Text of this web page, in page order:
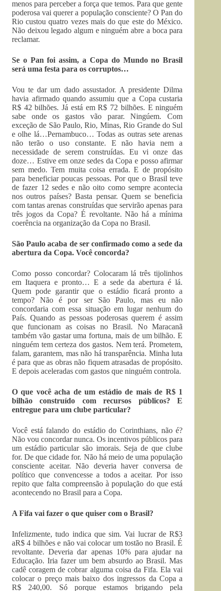
menos para perceber a força que temos. Para que gente
poderosa vai querer a população consciente? O Pan do
Rio custou quatro vezes mais do que este do México.
Não deixou legado algum e ninguém abre a boca para
reclamar.
Se o Pan foi assim, a Copa do Mundo no Brasil
será uma festa para os corruptos…
Vou te dar um dado assustador. A presidente Dilma
havia afirmado quando assumiu que a Copa custaria
R$ 42 bilhões. Já está em R$ 72 bilhões. E ninguém
sabe onde os gastos vão parar. Ningúem. Com
exceção de São Paulo, Rio, Minas, Rio Grande do Sul
e olhe lá…Pernambuco… Todas as outras sete arenas
não terão o uso constante. E não havia nem a
necessidade de serem construídas. Eu vi onze das
doze… Estive em onze sedes da Copa e posso afirmar
sem medo. Tem muita coisa errada. E de propósito
para beneficiar poucas pessoas. Por que o Brasil teve
de fazer 12 sedes e não oito como sempre acontecia
nos outros países? Basta pensar. Quem se beneficia
com tantas arenas construídas que servirão apenas para
três jogos da Copa? É revoltante. Não há a mínima
coerência na organização da Copa no Brasil.
São Paulo acaba de ser confirmado como a sede da
abertura da Copa. Você concorda?
Como posso concordar? Colocaram lá três tijolinhos
em Itaquera e pronto… E a sede da abertura é lá.
Quem pode garantir que o estádio ficará pronto a
tempo? Não é por ser São Paulo, mas eu não
concordaria com essa situação em lugar nenhum do
País. Quando as pessoas poderosas querem é assim
que funcionam as coisas no Brasil. No Maracanã
também vão gastar uma fortuna, mais de um bilhão. E
ninguém tem certeza dos gastos. Nem terá. Prometem,
falam, garantem, mas não há transparência. Minha luta
é para que as obras não fiquem atrasadas de propósito.
E depois aceleradas com gastos que ninguém controla.
O que você acha de um estádio de mais de R$ 1
bilhão construído com recursos públicos? E
entregue para um clube particular?
Você está falando do estádio do Corinthians, não é?
Não vou concordar nunca. Os incentivos públicos para
um estádio particular são imorais. Seja de que clube
for. De que cidade for. Não há meio de uma população
consciente aceitar. Não deveria haver conversa de
político que convencesse a todos a aceitar. Por isso
repito que falta compreensão à população do que está
acontecendo no Brasil para a Copa.
A Fifa vai fazer o que quiser com o Brasil?
Infelizmente, tudo indica que sim. Vai lucrar de R$3
aR$ 4 bilhões e não vai colocar um tostão no Brasil. É
revoltante. Deveria dar apenas 10% para ajudar na
Educação. Iria fazer um bem absurdo ao Brasil. Mas
cadê coragem de cobrar alguma coisa da Fifa. Ela vai
colocar o preço mais baixo dos ingressos da Copa a
R$ 240,00. Só porque estamos brigando pela